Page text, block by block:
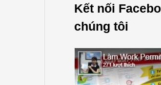
Kết nối
chúng tôi